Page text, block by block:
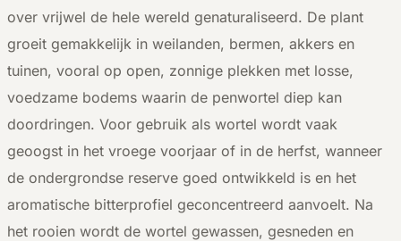
over vrijwel de hele wereld genaturaliseerd. De plant
groeit gemakkelijk in weilanden, bermen, akkers en
tuinen, vooral op open, zonnige plekken met losse,
voedzame bodems waarin de penwortel diep kan
doordringen. Voor gebruik als wortel wordt vaak
geoogst in het vroege voorjaar of in de herfst, wanneer
de ondergrondse reserve goed ontwikkeld is en het
aromatische bitterprofiel geconcentreerd aanvoelt. Na
het rooien wordt de wortel gewassen, gesneden en